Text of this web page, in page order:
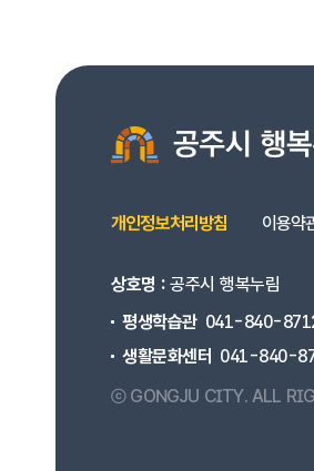
개인정보처리방침 이용약
상호명 :공주시 행복누림
평생학습관 041-840-
생활문화센터 041-840-
ⓒ GONGJU CITY. ALL